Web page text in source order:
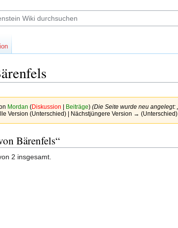
Mordan (Diskussion Beiträge) (Die Seite wurde neu angelegt: „
Version (Unterschied) | Nächstjüngere Version → (Unterschied)
Bärenfels“
2 insgesamt.